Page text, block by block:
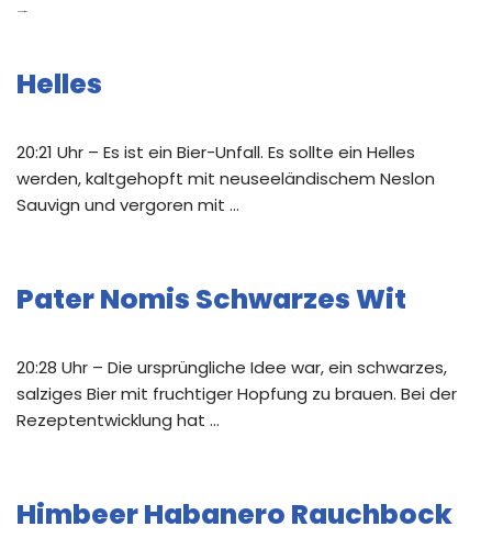
Helles
20:21 Uhr – Es ist ein Bier-Unfall. Es sollte ein Helles
werden, kaltgehopft mit neuseeländischem Neslon
Sauvign und vergoren mit …
Pater Nomis Schwarzes Wit
20:28 Uhr – Die ursprüngliche Idee war, ein schwarzes,
salziges Bier mit fruchtiger Hopfung zu brauen. Bei der
Rezeptentwicklung hat …
Himbeer Habanero Rauchbock